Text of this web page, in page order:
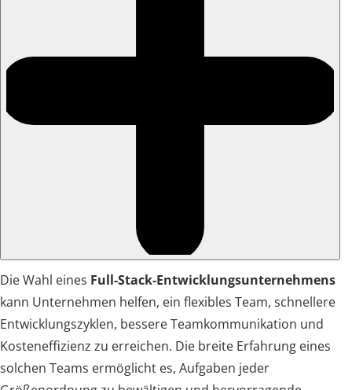
Die Wahl eines Full-Stack-Entwicklungsunternehmens
kann Unternehmen helfen, ein flexibles Team, schnellere
Entwicklungszyklen, bessere Teamkommunikation und
Kosteneffizienz zu erreichen. Die breite Erfahrung eines
solchen Teams ermöglicht es, Aufgaben jeder